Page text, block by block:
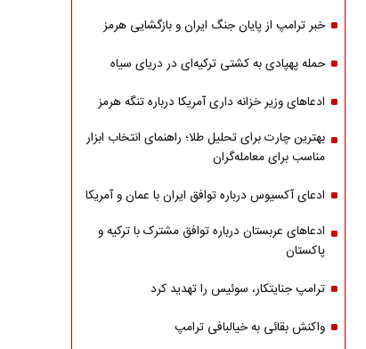
خبر ترامپ از پایان جنگ ایران و بازگشایی هرمز
حمله پهپادی به کشتی ترکیه‌ای در دریای سیاه
ادعاهای وزیر خزانه داری آمریکا درباره تنگه هرمز
بهترین چارت برای تحلیل طلا؛ راهنمای انتخاب ابزار
مناسب برای معامله‌گران
ادعای آکسیوس درباره توافق ایران با عمان و آمریکا
ادعاهای عربستان درباره توافق مشترک با ترکیه و
پاکستان
ترامپ جنایتکار، سوئیس را تهدید کرد
واکنش بقائی به خیالبافی ترامپ